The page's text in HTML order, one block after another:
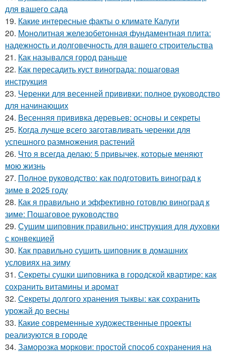
для вашего сада
19. Какие интересные факты о климате Калуги
20. Монолитная железобетонная фундаментная плита:
надежность и долговечность для вашего строительства
21. Как назывался город раньше
22. Как пересадить куст винограда: пошаговая
инструкция
23. Черенки для весенней прививки: полное руководство
для начинающих
24. Весенняя прививка деревьев: основы и секреты
25. Когда лучше всего заготавливать черенки для
успешного размножения растений
26. Что я всегда делаю: 5 привычек, которые меняют
мою жизнь
27. Полное руководство: как подготовить виноград к
зиме в 2025 году
28. Как я правильно и эффективно готовлю виноград к
зиме: Пошаговое руководство
29. Сушим шиповник правильно: инструкция для духовки
с конвекцией
30. Как правильно сушить шиповник в домашних
условиях на зиму
31. Секреты сушки шиповника в городской квартире: как
сохранить витамины и аромат
32. Секреты долгого хранения тыквы: как сохранить
урожай до весны
33. Какие современные художественные проекты
реализуются в городе
34. Заморозка моркови: простой способ сохранения на